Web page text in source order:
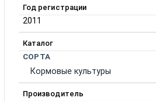
Год регистрации
2011
Каталог
СОРТА
Кормовые культуры
Производитель